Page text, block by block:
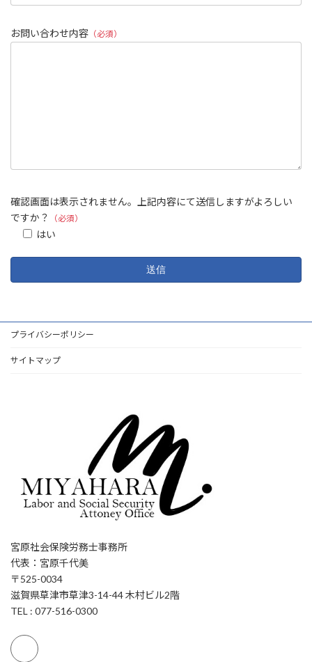
お問い合わせ内容 （必須）
確認画面は表示されません。上記内容にて送信しますがよろしい
ですか？
（必須）
はい
プライバシーポリシー
サイトマップ
宮原社会保険労務士事務所
代表：宮原千代美
〒525-0034
滋賀県草津市草津3-14-44 木村ビル2階
TEL : 077-516-0300